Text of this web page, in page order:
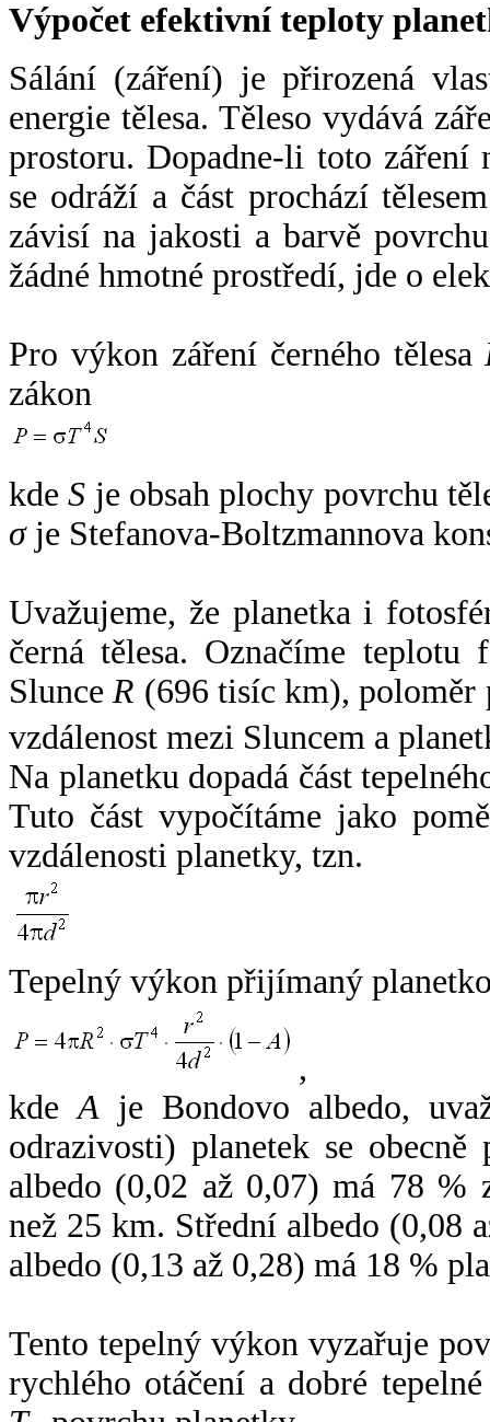
Výpočet efektivní teploty
Sálání (záření) je přirozená
energie tělesa. Těleso vydává
prostoru. Dopadne-li toto záření
se odráží a část prochází
závisí na jakosti a barvě
žádné hmotné prostředí, jde o
Pro výkon záření černého tělesa
zákon
kdeS je obsah plochy povrchu
σje Stefanova-Boltzmannova
Uvažujeme, že planetka i
černá tělesa. Označíme
SlunceR (696 tisíc km),
vzdálenost mezi Sluncem a
Na planetku dopadá část
Tuto část vypočítáme jako
vzdálenosti planetky, tzn.
Tepelný výkon přijímaný
,
kdeA je Bondovo albedo,
odrazivosti) planetek se
albedo (0,02 až 0,07) má 78 %
než 25 km. Střední albedo (0,08
albedo (0,13 až 0,28) má 18 %
Tento tepelný výkon vyzařuje
rychlého otáčení a dobré